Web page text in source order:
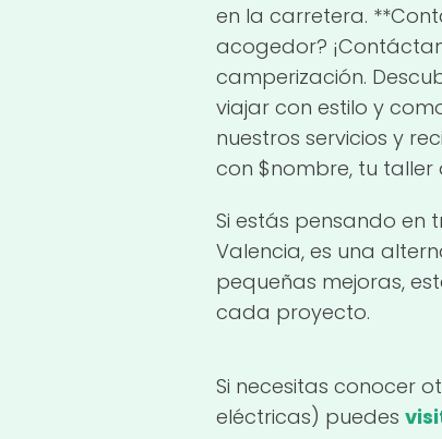
en la carretera.
acogedor?
camperización.
viajar con estilo y
nuestros servicios y
con $nombre, tu
Si estás pensando en
Valencia, es una
pequeñas mejoras,
cada proyecto.
Si necesitas conocer
eléctricas) puedes